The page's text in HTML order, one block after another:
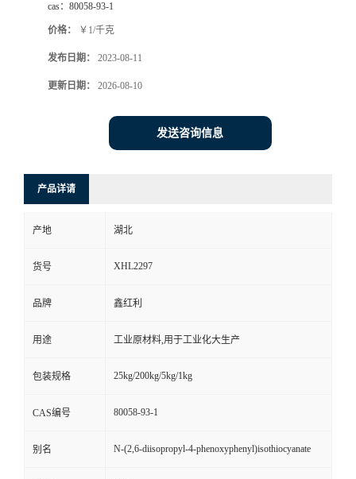
cas： 80058-93-1
价格： ￥1/千克
发布日期： 2023-08-11
更新日期： 2026-08-10
发送咨询信息
产品详请
产地 湖北
货号 XHL2297
品牌 鑫红利
用途 工业原材料,用于工业化大生产
包装规格 25kg/200kg/5kg/1kg
CAS编号 80058-93-1
别名 N-(2,6-diisopropyl-4-phenoxyphenyl)isothiocyanate